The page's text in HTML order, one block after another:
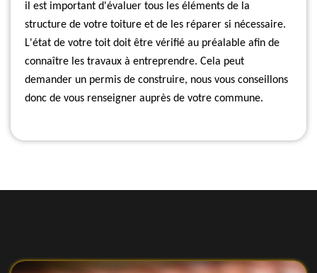
il est important d'évaluer tous les éléments de la
structure de votre toiture et de les réparer si nécessaire.
L'état de votre toit doit être vérifié au préalable afin de
connaître les travaux à entreprendre. Cela peut
demander un permis de construire, nous vous conseillons
donc de vous renseigner auprès de votre commune.